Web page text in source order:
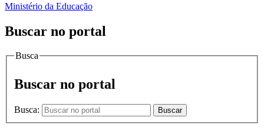
Ministério da Educação
Buscar no portal
Busca
Buscar no portal
Busca: Buscar